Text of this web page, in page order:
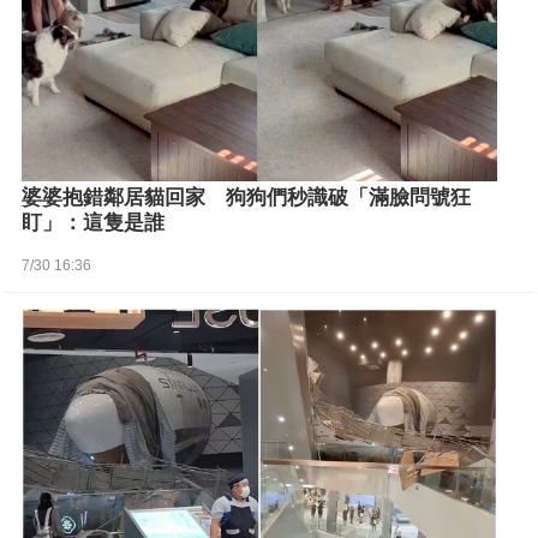
婆婆抱錯鄰居貓回家 狗狗們秒識破「滿臉問號狂
盯」：這隻是誰
7/30 16:36